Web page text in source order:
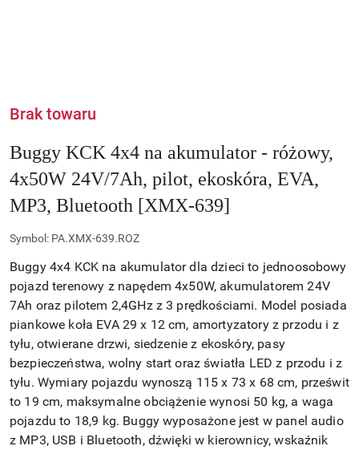
Brak towaru
Buggy KCK 4x4 na akumulator - różowy,
4x50W 24V/7Ah, pilot, ekoskóra, EVA,
MP3, Bluetooth [XMX-639]
Symbol: PA.XMX-639.ROZ
Buggy 4x4 KCK na akumulator dla dzieci to jednoosobowy
pojazd terenowy z napędem 4x50W, akumulatorem 24V
7Ah oraz pilotem 2,4GHz z 3 prędkościami. Model posiada
piankowe koła EVA 29 x 12 cm, amortyzatory z przodu i z
tyłu, otwierane drzwi, siedzenie z ekoskóry, pasy
bezpieczeństwa, wolny start oraz światła LED z przodu i z
tyłu. Wymiary pojazdu wynoszą 115 x 73 x 68 cm, prześwit
to 19 cm, maksymalne obciążenie wynosi 50 kg, a waga
pojazdu to 18,9 kg. Buggy wyposażone jest w panel audio
z MP3, USB i Bluetooth, dźwięki w kierownicy, wskaźnik